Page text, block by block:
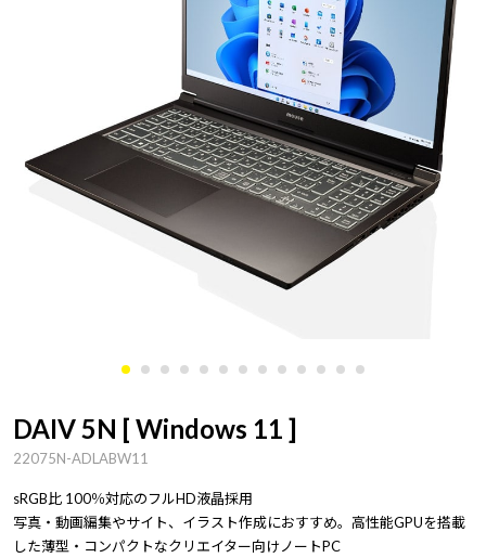
DAIV 5N [ Windows 11 ]
22075N-ADLABW11
sRGB比 100％対応のフルHD液晶採用
写真・動画編集やサイト、イラスト作成におすすめ。高性能GPUを搭載
した薄型・コンパクトなクリエイター向けノートPC